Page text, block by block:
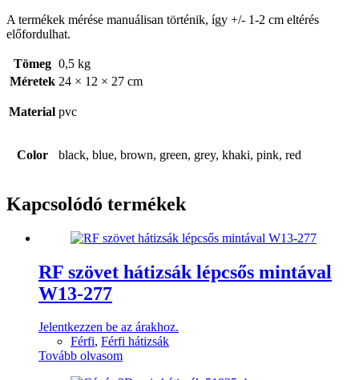
A termékek mérése manuálisan történik, így +/- 1-2 cm eltérés
előfordulhat.
Tömeg 0,5 kg
Méretek 24 × 12 × 27 cm
Material pvc
Color black, blue, brown, green, grey, khaki, pink, red
Kapcsolódó termékek
RF szövet hátizsák lépcsős mintával
W13-277
Jelentkezzen be az árakhoz.
Férfi, Férfi hátizsák
Tovább olvasom